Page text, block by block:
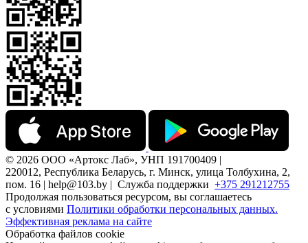
© 2026 ООО «Артокс Лаб», УНП 191700409 |
220012, Республика Беларусь, г. Минск, улица Толбухина, 2,
пом. 16 | help@103.by | Служба поддержки +375 291212755
Продолжая пользоваться ресурсом, вы соглашаетесь
с условиями Политики обработки персональных данных.
Эффективная реклама на сайте
Обработка файлов cookie